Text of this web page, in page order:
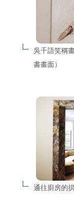
吳千語笑稱
書畫面）
通往廚房的